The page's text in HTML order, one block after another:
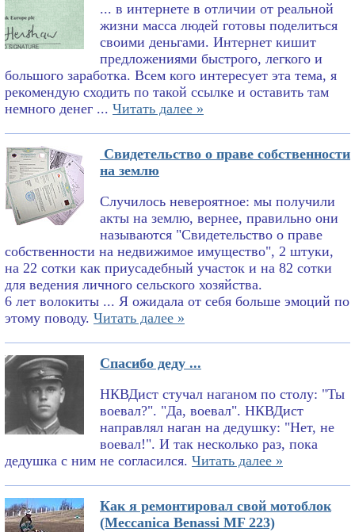
... в интернете в отличии от реальной
жизни масса людей готовы поделиться
своими деньгами. Интернет кишит
предложениями быстрого, легкого и
большого заработка. Всем кого интересует эта тема, я
рекомендую сходить по такой ссылке и оставить там
немного денег ... Читать далее »
Свидетельство о праве собственности
на землю
Случилось невероятное: мы получили
акты на землю, вернее, правильно они
называются "Свидетельство о праве
собственности на недвижимое имущество", 2 штуки,
на 22 сотки как приусадебный участок и на 82 сотки
для ведения личного сельского хозяйства.
6 лет волокиты ... Я ожидала от себя больше эмоций по
этому поводу. Читать далее »
Спасибо деду ...
НКВДист стучал наганом по столу: "Ты
воевал?". "Да, воевал". НКВДист
направлял наган на дедушку: "Нет, не
воевал!". И так несколько раз, пока
дедушка с ним не согласился. Читать далее »
Как я ремонтировал свой мотоблок
(Meccanica Benassi MF 223)